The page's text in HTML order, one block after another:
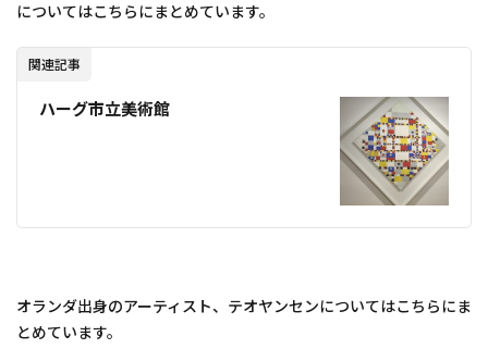
についてはこちらにまとめています。
関連記事
ハーグ市立美術館
オランダ出身のアーティスト、テオヤンセンについてはこちらにま
とめています。